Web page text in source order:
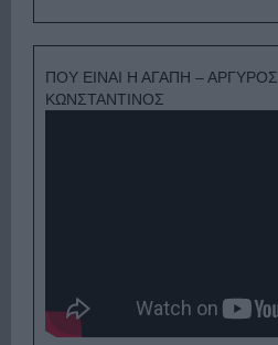
ΠΟΥ ΕΙΝΑΙ Η ΑΓΑΠΗ – ΑΡΓΥΡΟΣ
ΚΩΝΣΤΑΝΤΙΝΟΣ